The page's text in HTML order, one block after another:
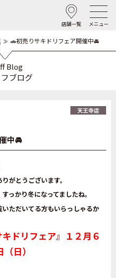
店舗一覧 メニュー
🚗初売りサキドリフェア開催中🚘
Blog
ブログ
天王寺店
中🚘
がとうございます。
っかり冬になってましたね。
ただいてる方もいらっしゃるか
キドリフェア』１２月６
日）